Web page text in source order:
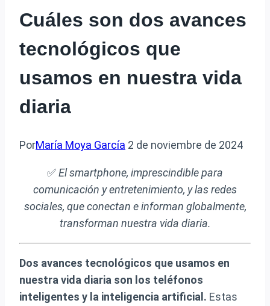
Cuáles son dos avances
tecnológicos que
usamos en nuestra vida
diaria
PorMaría Moya García 2 de noviembre de 2024
✅El smartphone, imprescindible para
comunicación y entretenimiento, y las redes
sociales, que conectan e informan globalmente,
transforman nuestra vida diaria.
Dos avances tecnológicos que usamos en
nuestra vida diaria son los teléfonos
inteligentes y la inteligencia artificial. Estas